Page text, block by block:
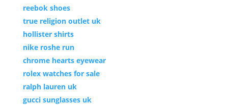
reebok shoes
true religion outlet uk
hollister shirts
nike roshe run
chrome hearts eyewear
rolex watches for sale
ralph lauren uk
gucci sunglasses uk